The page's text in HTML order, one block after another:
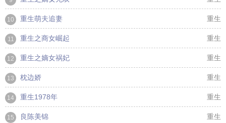
10 重生萌夫追妻 重生
11 重生之商女崛起 重生
12 重生之嫡女祸妃 重生
13 枕边娇 重生
14 重生1978年 重生
15 良陈美锦 重生